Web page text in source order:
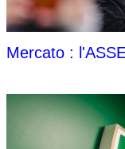
Mercato :